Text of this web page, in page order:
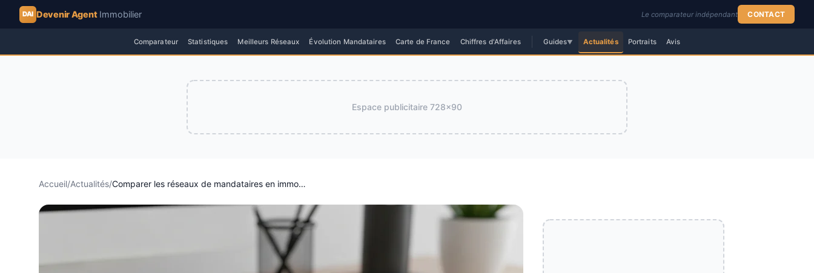
DAI Devenir Agent Immobilier Le comparateur indépendant CONTACT
Comparateur Statistiques Meilleurs Réseaux Évolution Mandataires Carte de France Chiffres d'Affaires Guides▼ Actualités Portraits Avis
Espace publicitaire 728x90
Accueil/Actualités/ Comparer les réseaux de mandataires en immobilier